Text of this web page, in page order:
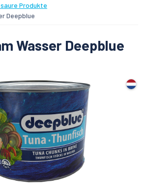
Produkte
Deepblue
Wasser Deepblue